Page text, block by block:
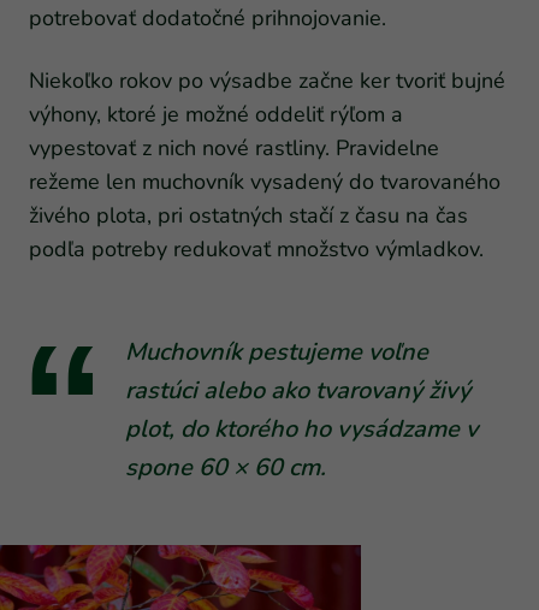
potrebovať dodatočné prihnojovanie.
Niekoľko rokov po výsadbe začne ker tvoriť bujné
výhony, ktoré je možné oddeliť rýľom a
vypestovať z nich nové rastliny. Pravidelne
režeme len muchovník vysadený do tvarovaného
živého plota, pri ostatných stačí z času na čas
podľa potreby redukovať množstvo výmladkov.
Muchovník pestujeme voľne
rastúci alebo ako tvarovaný živý
plot, do ktorého ho vysádzame v
spone 60 × 60 cm.